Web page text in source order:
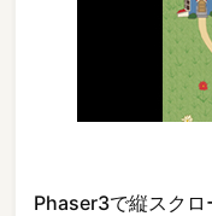
Phaser3で縦スクロ